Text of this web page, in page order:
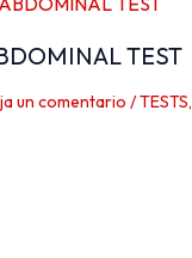
TEST
un comentario /TESTS,